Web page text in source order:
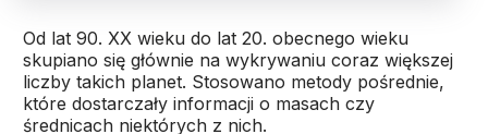
Od lat 90. XX wieku do lat 20. obecnego wieku
skupiano się głównie na wykrywaniu coraz większej
liczby takich planet. Stosowano metody pośrednie,
które dostarczały informacji o masach czy
średnicach niektórych z nich.